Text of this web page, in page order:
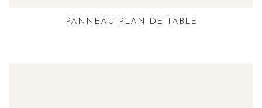
PANNEAU PLAN DE TABLE